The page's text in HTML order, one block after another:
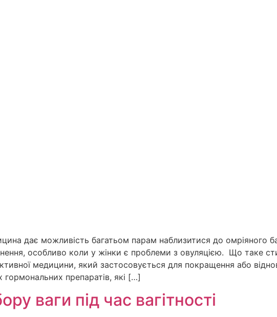
дає можливість багатьом парам наблизитися до омріяного
особливо коли у жінки є проблеми з овуляцією. Що таке
медицини, який застосовується для покращення або
гормональних препаратів, які […]
ваги під час вагітності